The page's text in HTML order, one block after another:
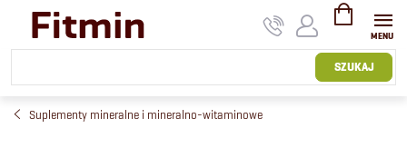
treści
SZUKAJ
KOSZYK
Suplementy mineralne i mineralno-witaminowe